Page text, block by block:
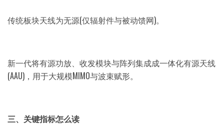
传统板块天线为无源(仅辐射件与被动馈网)。
新一代将有源功放、收发模块与阵列集成成一体化有源天线
(AAU)，用于大规模MIMO与波束赋形。
三、关键指标怎么读